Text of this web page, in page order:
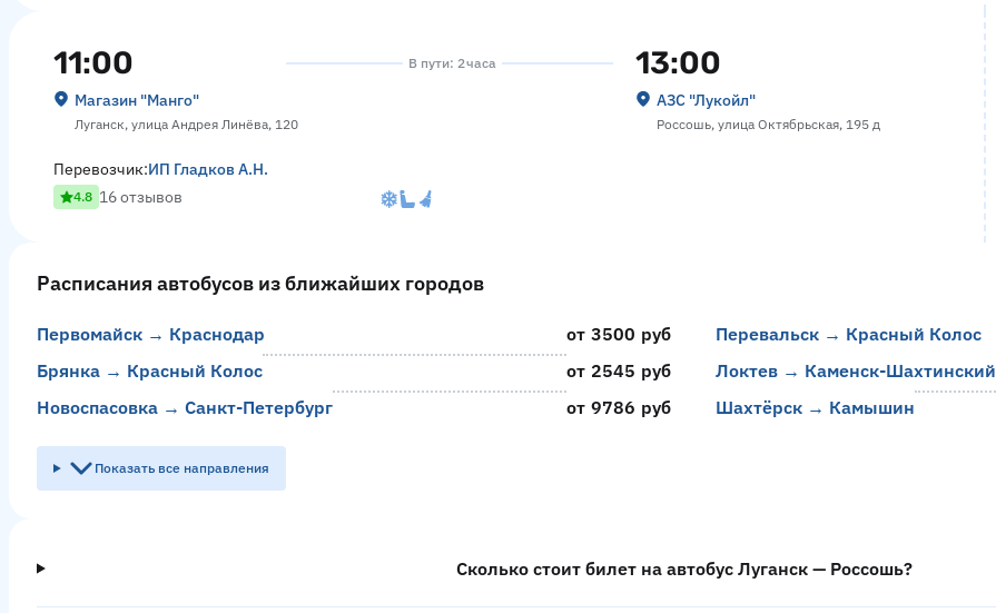
11:00
Магазин "Манго"
Луганск, улица Андрея Линёва, 120
В пути: 2 часа 13:00
АЗС "Лукойл"
Россошь, улица Октябрьская, 195 д
Перевозчик:ИП Гладков А.Н.
4.8 16 отзывов
Расписания автобусов из ближайших городов
Первомайск → Краснодар от 3500 руб Перевальск → Красный Колос
Брянка → Красный Колос
от 2545 руб Локтев → Каменск-Шахтинский
Новоспасовка → Санкт-Петербург
от 9786 руб Шахтёрск → Камышин
Показать все направления
Сколько стоит билет на автобус Луганск — Россошь?